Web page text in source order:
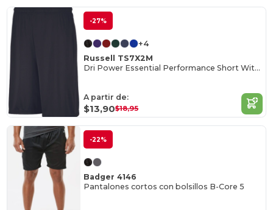
-27%
+4
Russell TS7X2M
Dri Power Essential Performance Short With Pockets
A partir de:
$13,90$18,95
-22%
Badger 4146
Pantalones cortos con bolsillos B-Core 5